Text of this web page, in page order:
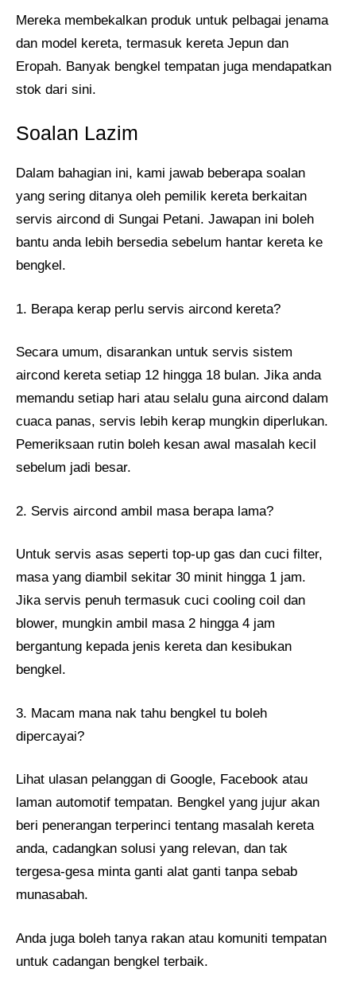
Mereka membekalkan produk untuk pelbagai jenama
dan model kereta, termasuk kereta Jepun dan
Eropah. Banyak bengkel tempatan juga mendapatkan
stok dari sini.
Soalan Lazim
Dalam bahagian ini, kami jawab beberapa soalan
yang sering ditanya oleh pemilik kereta berkaitan
servis aircond di Sungai Petani. Jawapan ini boleh
bantu anda lebih bersedia sebelum hantar kereta ke
bengkel.
1. Berapa kerap perlu servis aircond kereta?
Secara umum, disarankan untuk servis sistem
aircond kereta setiap 12 hingga 18 bulan. Jika anda
memandu setiap hari atau selalu guna aircond dalam
cuaca panas, servis lebih kerap mungkin diperlukan.
Pemeriksaan rutin boleh kesan awal masalah kecil
sebelum jadi besar.
2. Servis aircond ambil masa berapa lama?
Untuk servis asas seperti top-up gas dan cuci filter,
masa yang diambil sekitar 30 minit hingga 1 jam.
Jika servis penuh termasuk cuci cooling coil dan
blower, mungkin ambil masa 2 hingga 4 jam
bergantung kepada jenis kereta dan kesibukan
bengkel.
3. Macam mana nak tahu bengkel tu boleh
dipercayai?
Lihat ulasan pelanggan di Google, Facebook atau
laman automotif tempatan. Bengkel yang jujur akan
beri penerangan terperinci tentang masalah kereta
anda, cadangkan solusi yang relevan, dan tak
tergesa-gesa minta ganti alat ganti tanpa sebab
munasabah.
Anda juga boleh tanya rakan atau komuniti tempatan
untuk cadangan bengkel terbaik.